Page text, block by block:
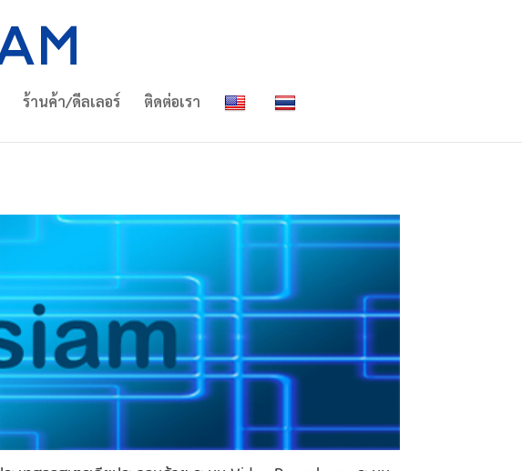
ร้านค้า/ดีลเลอร์ ติดต่อเรา